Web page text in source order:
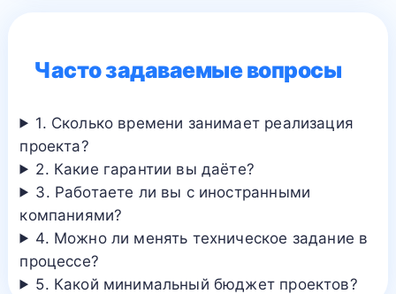
Часто задаваемые вопросы
1. Сколько времени занимает реализация
проекта?
2. Какие гарантии вы даёте?
3. Работаете ли вы с иностранными
компаниями?
4. Можно ли менять техническое задание в
процессе?
5. Какой минимальный бюджет проектов?